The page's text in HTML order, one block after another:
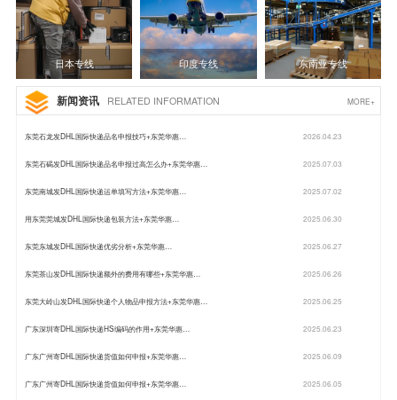
日本专线 印度专线 东南亚专线
新闻资讯 RELATED INFORMATION MORE+
东莞石龙发DHL国际快递品名申报技巧+东莞华惠… 2026.04.23
东莞石碣发DHL国际快递品名申报过高怎么办+东莞华惠… 2025.07.03
东莞南城发DHL国际快递运单填写方法+东莞华惠… 2025.07.02
用东莞莞城发DHL国际快递包装方法+东莞华惠… 2025.06.30
东莞东城发DHL国际快递优劣分析+东莞华惠… 2025.06.27
东莞茶山发DHL国际快递额外的费用有哪些+东莞华惠… 2025.06.26
东莞大岭山发DHL国际快递个人物品申报方法+东莞华惠… 2025.06.25
广东深圳寄DHL国际快递HS编码的作用+东莞华惠… 2025.06.23
广东广州寄DHL国际快递货值如何申报+东莞华惠… 2025.06.09
广东广州寄DHL国际快递货值如何申报+东莞华惠… 2025.06.05